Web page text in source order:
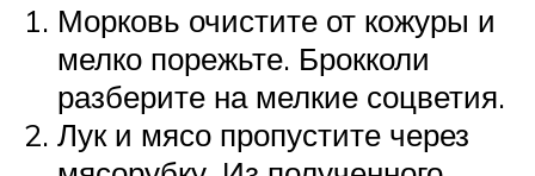
Морковь очистите от кожуры и
мелко порежьте. Брокколи
разберите на мелкие соцветия.
Лук и мясо пропустите через